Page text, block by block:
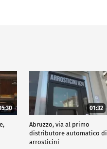
01:32
Abruzzo, via al primo
distributore automatico di
arrosticini